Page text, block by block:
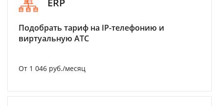
Подобрать тариф на IP-телефонию и
виртуальную АТС
От 1 046 руб./месяц